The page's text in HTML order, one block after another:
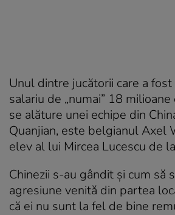
Unul dintre jucătorii care a fost
salariu de „numai” 18
se alăture unei echipe din
Quanjian, este belgianul Axel
elev al lui Mircea Lucescu de
Chinezii s-au gândit și cum să
agresiune venită din partea
că ei nu sunt la fel de bine